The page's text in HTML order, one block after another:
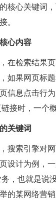
核心关键词
。
心内容
在检索结果
如果网页标
信息点击行
接时，一个
关键词
搜索引擎对
设计为例，
，也就是说
的某网络营